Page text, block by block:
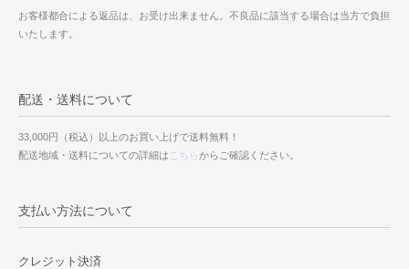
お客様都合による返品は、お受け出来ません。不良品に該当する場合は当方で負担
いたします。
配送・送料について
33,000円（税込）以上のお買い上げで送料無料！
配送地域・送料についての詳細は こちらからご確認ください。
支払い方法について
クレジット決済